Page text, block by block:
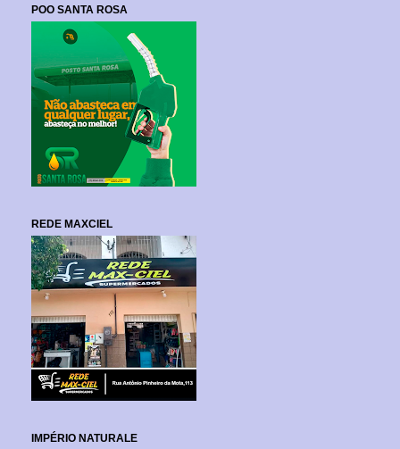
POO SANTA ROSA
REDE MAXCIEL
IMPÉRIO NATURALE